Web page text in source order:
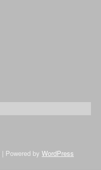
| Powered by WordPress